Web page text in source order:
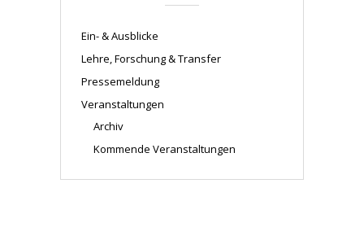
Ein- & Ausblicke
Lehre, Forschung & Transfer
Pressemeldung
Veranstaltungen
Archiv
Kommende Veranstaltungen